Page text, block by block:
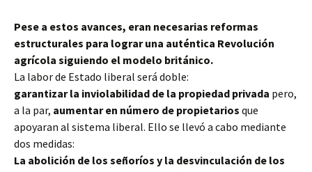
Pese a estos avances, eran necesarias reformas
estructurales para lograr una auténtica Revolución
agrícola siguiendo el modelo británico.
La labor de Estado liberal será doble:
garantizar la inviolabilidad de la propiedad privada pero,
a la par, aumentar en número de propietarios que
apoyaran al sistema liberal. Ello se llevó a cabo mediante
dos medidas:
La abolición de los señoríos y la desvinculación de los